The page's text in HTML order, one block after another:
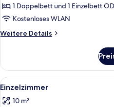
1 Doppelbett und 1 Einzelbett
Kostenloses WLAN
Weitere Details
Weitere
Alle
Fotos
für
6
Einzelzimmer
10 m²